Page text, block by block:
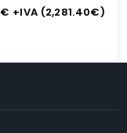
€ +IVA (2,281.40€)